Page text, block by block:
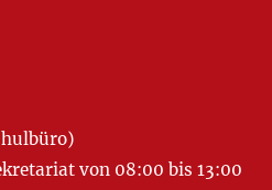
von 08:00 bis 13:00